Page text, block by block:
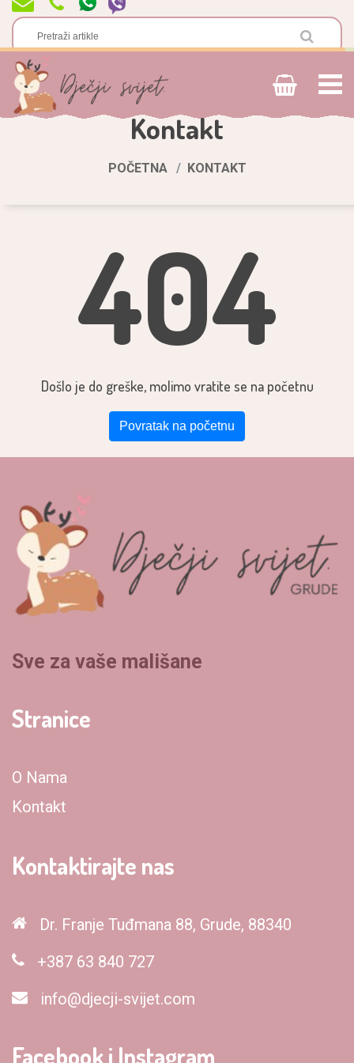
Kontakt
POČETNA KONTAKT
404
Došlo je do greške, molimo vratite se na početnu
Povratak na početnu
Sve za vaše mališane
Stranice
O Nama
Kontakt
Kontaktirajte nas
Dr. Franje Tuđmana 88, Grude, 88340
+387 63 840 727
info@djecji-svijet.com
Facebook i Instagram